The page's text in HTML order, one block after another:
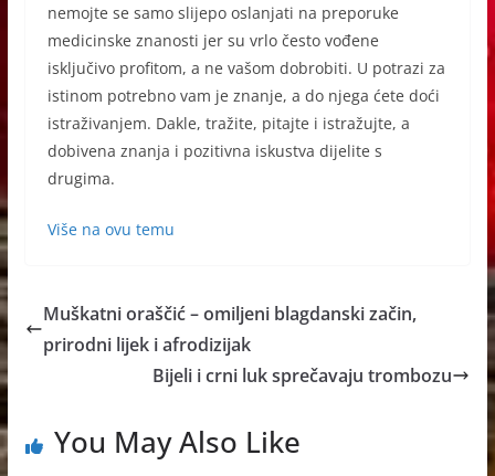
nemojte se samo slijepo oslanjati na preporuke
medicinske znanosti jer su vrlo često vođene
isključivo profitom, a ne vašom dobrobiti. U potrazi za
istinom potrebno vam je znanje, a do njega ćete doći
istraživanjem. Dakle, tražite, pitajte i istražujte, a
dobivena znanja i pozitivna iskustva dijelite s
drugima.
Više na ovu temu
Muškatni oraščić – omiljeni blagdanski začin,
prirodni lijek i afrodizijak
Bijeli i crni luk sprečavaju trombozu
You May Also Like